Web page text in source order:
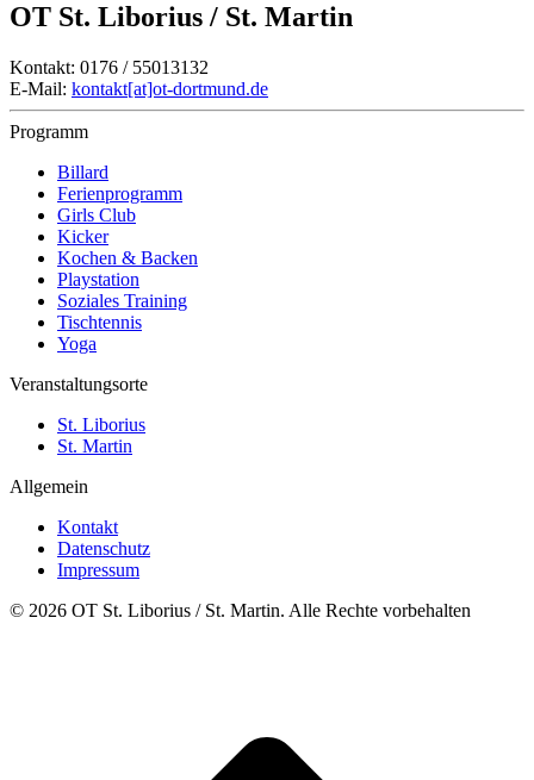
OT St. Liborius / St. Martin
Kontakt: 0176 / 55013132
E-Mail: kontakt[at]ot-dortmund.de
Programm
Billard
Ferienprogramm
Girls Club
Kicker
Kochen & Backen
Playstation
Soziales Training
Tischtennis
Yoga
Veranstaltungsorte
St. Liborius
St. Martin
Allgemein
Kontakt
Datenschutz
Impressum
© 2026 OT St. Liborius / St. Martin. Alle Rechte vorbehalten